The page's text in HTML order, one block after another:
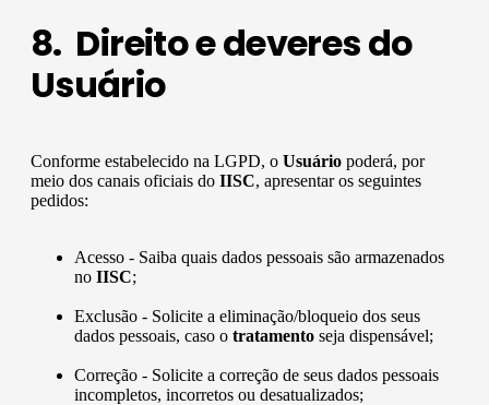
8. Direito e deveres do
Usuário
Conforme estabelecido na LGPD, o Usuário poderá, por
meio dos canais oficiais do IISC, apresentar os seguintes
pedidos:
Acesso - Saiba quais dados pessoais são armazenados
no IISC;
Exclusão - Solicite a eliminação/bloqueio dos seus
dados pessoais, caso o tratamento seja dispensável;
Correção - Solicite a correção de seus dados pessoais
incompletos, incorretos ou desatualizados;